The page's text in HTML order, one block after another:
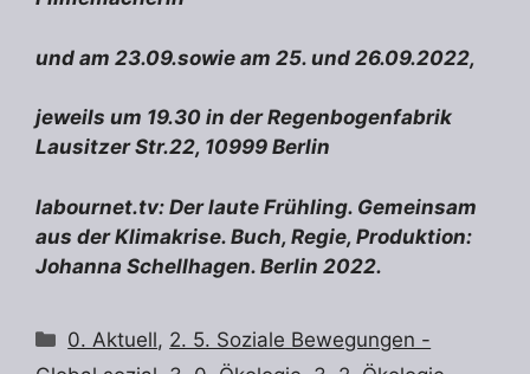
und am 23.09.sowie am 25. und 26.09.2022,
jeweils um 19.30 in der Regenbogenfabrik
Lausitzer Str.22, 10999 Berlin
labournet.tv: Der laute Frühling. Gemeinsam
aus der Klimakrise. Buch, Regie, Produktion:
Johanna Schellhagen. Berlin 2022.
Kategorien
0. Aktuell, 2. 5. Soziale Bewegungen -